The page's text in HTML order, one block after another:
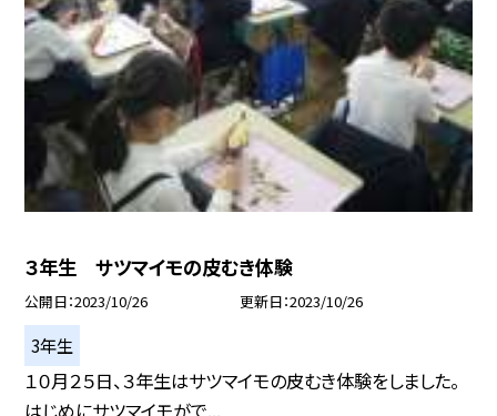
３年生 サツマイモの皮むき体験
公開日 2023/10/26 更新日 2023/10/26
3年生
１０月２５日、３年生はサツマイモの皮むき体験をしました。
はじめにサツマイモがで...